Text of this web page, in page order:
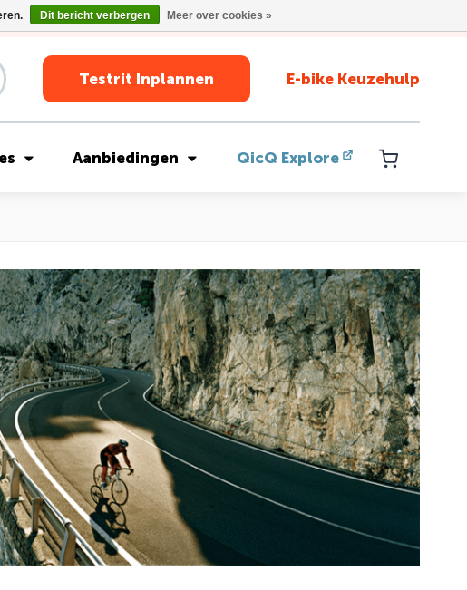
Testrit Inplannen E-bike Keuzehulp
Aanbiedingen QicQ Explore
Dit bericht verbergen Meer over cookies »